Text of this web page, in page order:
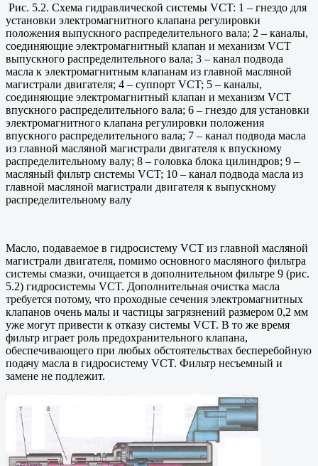
Рис. 5.2. Схема гидравлической системы VCT: 1 – гнездо для
установки электромагнитного клапана регулировки
положения выпускного распределительного вала; 2 – каналы,
соединяющие электромагнитный клапан и механизм VCT
выпускного распределительного вала; 3 – канал подвода
масла к электромагнитным клапанам из главной масляной
магистрали двигателя; 4 – суппорт VCT; 5 – каналы,
соединяющие электромагнитный клапан и механизм VCT
впускного распределительного вала; 6 – гнездо для установки
электромагнитного клапана регулировки положения
впускного распределительного вала; 7 – канал подвода масла
из главной масляной магистрали двигателя к впускному
распределительному валу; 8 – головка блока цилиндров; 9 –
масляный фильтр системы VCT; 10 – канал подвода масла из
главной масляной магистрали двигателя к выпускному
распределительному валу
Масло, подаваемое в гидросистему VCT из главной масляной
магистрали двигателя, помимо основного масляного фильтра
системы смазки, очищается в дополнительном фильтре 9 (рис.
5.2) гидросистемы VCT. Дополнительная очистка масла
требуется потому, что проходные сечения электромагнитных
клапанов очень малы и частицы загрязнений размером 0,2 мм
уже могут привести к отказу системы VCT. В то же время
фильтр играет роль предохранительного клапана,
обеспечивающего при любых обстоятельствах бесперебойную
подачу масла в гидросистему VCT. Фильтр несъемный и
замене не подлежит.